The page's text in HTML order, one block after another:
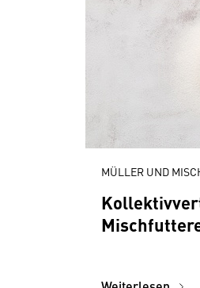
MÜLLER UND